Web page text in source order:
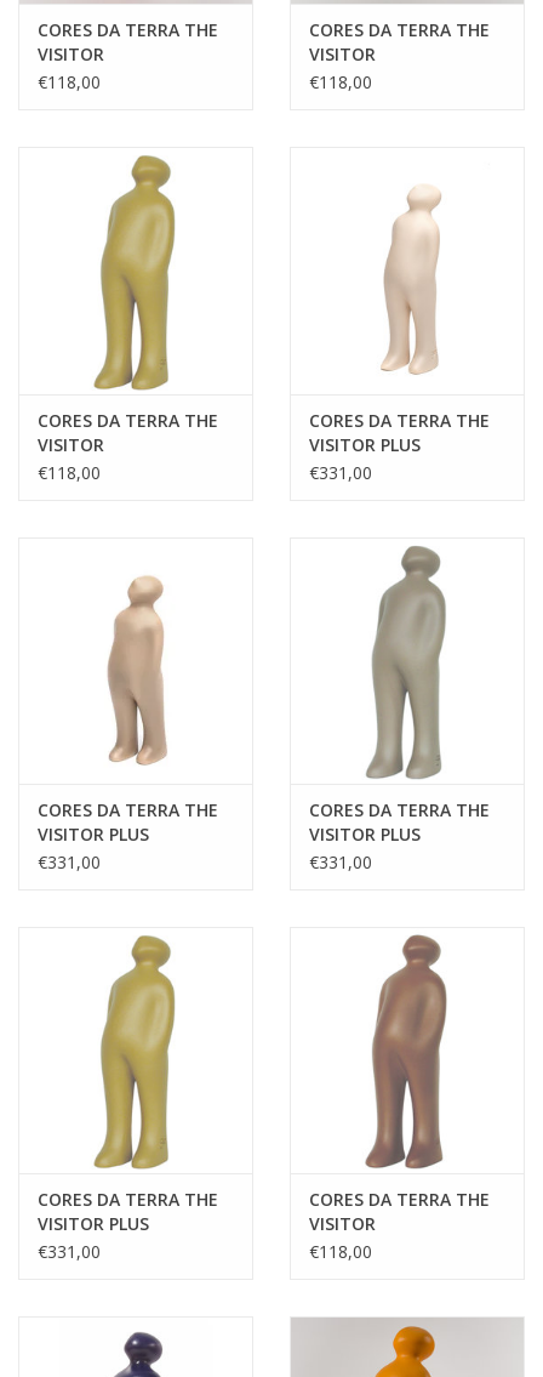
CORES DA TERRA THE
VISITOR
€118,00
CORES DA TERRA THE
VISITOR
€118,00
CORES DA TERRA THE
VISITOR
€118,00
CORES DA TERRA THE
VISITOR PLUS
€331,00
CORES DA TERRA THE
VISITOR PLUS
€331,00
CORES DA TERRA THE
VISITOR PLUS
€331,00
CORES DA TERRA THE
VISITOR PLUS
€331,00
CORES DA TERRA THE
VISITOR
€118,00